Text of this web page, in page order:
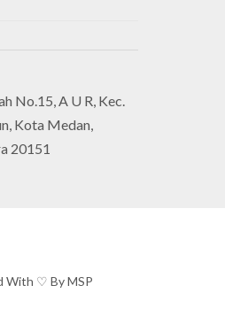
No.15, A U R, Kec.
Kota Medan,
20151
With ♡ By MSP